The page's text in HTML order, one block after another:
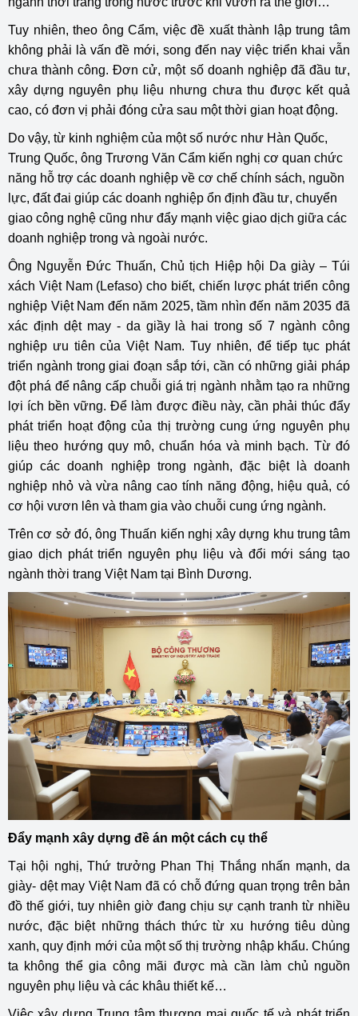
Tuy nhiên, theo ông Cẩm, việc đề xuất thành lập trung tâm
không phải là vấn đề mới, song đến nay việc triển khai vẫn
chưa thành công. Đơn cử, một số doanh nghiệp đã đầu tư,
xây dựng nguyên phụ liệu nhưng chưa thu được kết quả
cao, có đơn vị phải đóng cửa sau một thời gian hoạt động.
Do vậy, từ kinh nghiệm của một số nước như Hàn Quốc,
Trung Quốc, ông Trương Văn Cẩm kiến nghị cơ quan chức
năng hỗ trợ các doanh nghiệp về cơ chế chính sách, nguồn
lực, đất đai giúp các doanh nghiệp ổn định đầu tư, chuyển
giao công nghệ cũng như đẩy mạnh việc giao dịch giữa các
doanh nghiệp trong và ngoài nước.
Ông Nguyễn Đức Thuấn, Chủ tịch Hiệp hội Da giày – Túi
xách Việt Nam (Lefaso) cho biết, chiến lược phát triển công
nghiệp Việt Nam đến năm 2025, tầm nhìn đến năm 2035 đã
xác định dệt may - da giầy là hai trong số 7 ngành công
nghiệp ưu tiên của Việt Nam. Tuy nhiên, để tiếp tục phát
triển ngành trong giai đoạn sắp tới, cần có những giải pháp
đột phá để nâng cấp chuỗi giá trị ngành nhằm tạo ra những
lợi ích bền vững. Để làm được điều này, cần phải thúc đẩy
phát triển hoạt động của thị trường cung ứng nguyên phụ
liệu theo hướng quy mô, chuẩn hóa và minh bạch. Từ đó
giúp các doanh nghiệp trong ngành, đặc biệt là doanh
nghiệp nhỏ và vừa nâng cao tính năng động, hiệu quả, có
cơ hội vươn lên và tham gia vào chuỗi cung ứng ngành.
Trên cơ sở đó, ông Thuấn kiến nghị xây dựng khu trung tâm
giao dịch phát triển nguyên phụ liệu và đổi mới sáng tạo
ngành thời trang Việt Nam tại Bình Dương.
Đẩy mạnh xây dựng đề án một cách cụ thể
Tại hội nghị, Thứ trưởng Phan Thị Thắng nhấn mạnh, da
giày- dệt may Việt Nam đã có chỗ đứng quan trọng trên bản
đồ thế giới, tuy nhiên giờ đang chịu sự cạnh tranh từ nhiều
nước, đặc biệt những thách thức từ xu hướng tiêu dùng
xanh, quy định mới của một số thị trường nhập khẩu. Chúng
ta không thể gia công mãi được mà cần làm chủ nguồn
nguyên phụ liệu và các khâu thiết kế…